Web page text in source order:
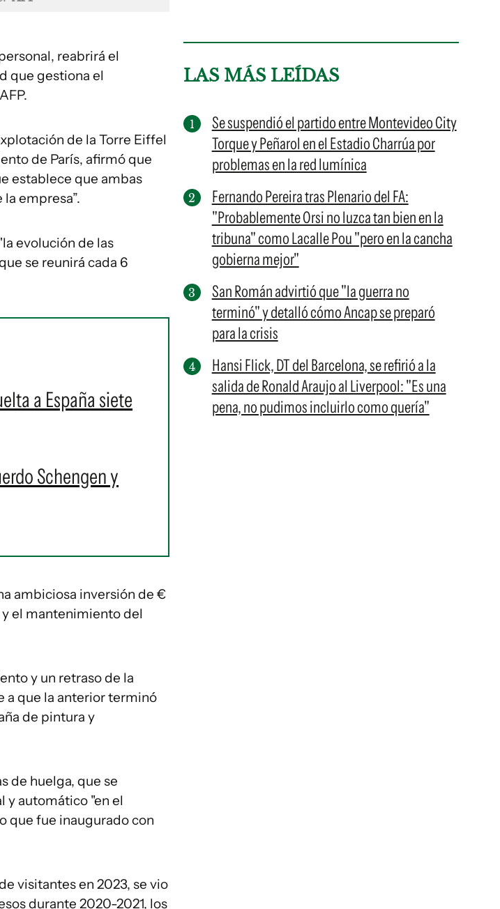
reabrirá el
que gestiona el
de la Torre Eiffel
de París, afirmó que
establece que ambas
empresa”.
evolución de las
se reunirá cada 6
a España siete
Schengen y
ambiciosa inversión de €
y el mantenimiento del
y un retraso de la
a que la anterior terminó
de pintura y
de huelga, que se
y automático "en el
que fue inaugurado con
visitantes en 2023, se vio
durante 2020-2021, los
LAS MÁS LEÍDAS
Se suspendió el partido entre Montevideo City
Torque y Peñarol en el Estadio Charrúa por
problemas en la red lumínica
Fernando Pereira tras Plenario del FA:
"Probablemente Orsi no luzca tan bien en la
tribuna" como Lacalle Pou "pero en la cancha
gobierna mejor"
San Román advirtió que "la guerra no
terminó" y detalló cómo Ancap se preparó
para la crisis
Hansi Flick, DT del Barcelona, se refirió a la
salida de Ronald Araujo al Liverpool: "Es una
pena, no pudimos incluirlo como quería"